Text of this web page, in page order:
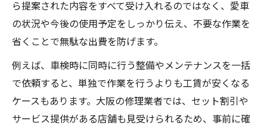
ら提案された内容をすべて受け入れるのではなく、愛車
の状況や今後の使用予定をしっかり伝え、不要な作業を
省くことで無駄な出費を防げます。
例えば、車検時に同時に行う整備やメンテナンスを一括
で依頼すると、単独で作業を行うよりも工賃が安くなる
ケースもあります。大阪の修理業者では、セット割引や
サービス提供がある店舗も見受けられるため、事前に確